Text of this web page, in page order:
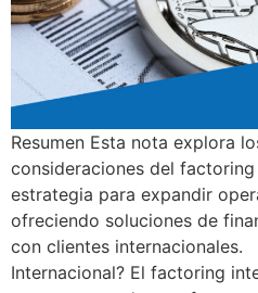
Resumen Esta nota explora
consideraciones del
estrategia para expandir
ofreciendo soluciones de
con clientes internacionales.
Internacional? El factoring